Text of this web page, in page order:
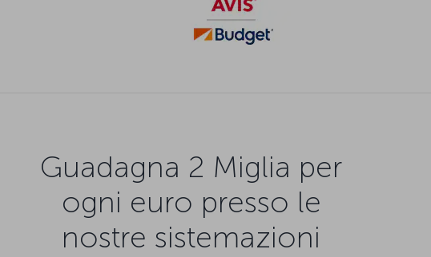
Guadagna 2 Miglia per
ogni euro presso le
nostre sistemazioni